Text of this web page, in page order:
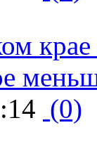
(0)